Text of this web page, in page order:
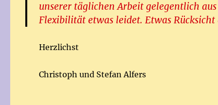
unserer täglichen Arbeit gelegentlich
Flexibilität etwas leidet. Etwas
Herzlichst
Christoph und Stefan Alfers